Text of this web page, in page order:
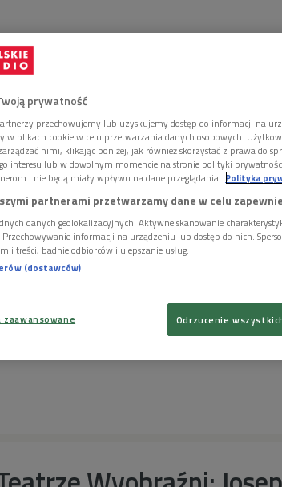
Wyobraźni adaptacja książki
krawiec,przekład Ludwika Górskiego,
Modestowicza, obsada: Jan
Pyrkosz, Stanisława Celińska, Damian Damięcki i
witold pyrkosz
prywatność
przechowujemy lub uzyskujemy dostęp do informacji na
w plikach cookie w celu przetwarzania danych osobowych.
nimi, klikając poniżej, jak również skorzystać z prawa do
interesu lub w dowolnym momencie na stronie polityki
i nie będą miały wpływu na dane przeglądania. Polityka
partnerami przetwarzamy dane w celu
danych geolokalizacyjnych. Aktywne skanowanie
informacji na urządzeniu lub dostęp do nich.
i treści, badnie odbiorców i ulepszanie usług.
(dostawców)
Odrzucenie